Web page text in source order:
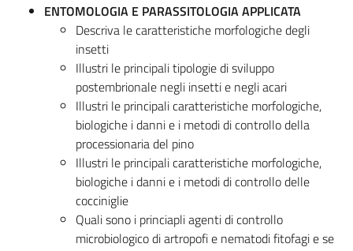
ENTOMOLOGIA E PARASSITOLOGIA APPLICATA
Descriva le caratteristiche morfologiche degli
insetti
Illustri le principali tipologie di sviluppo
postembrionale negli insetti e negli acari
Illustri le principali caratteristiche morfologiche,
biologiche i danni e i metodi di controllo della
processionaria del pino
Illustri le principali caratteristiche morfologiche,
biologiche i danni e i metodi di controllo delle
cocciniglie
Quali sono i princiapli agenti di controllo
microbiologico di artropofi e nematodi fitofagi e se